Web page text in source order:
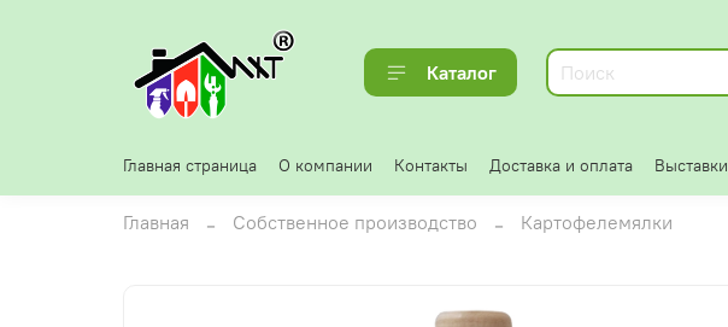
Каталог
Главная страница О компании Контакты Доставка и оплата Выставки
Главная Собственное производство Картофелемялки